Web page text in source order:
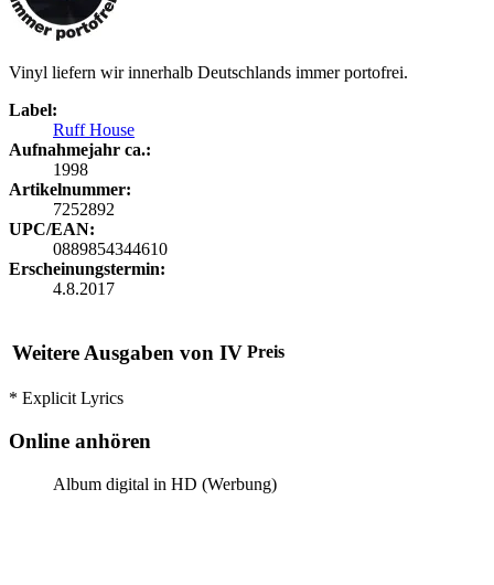
Vinyl liefern wir innerhalb Deutschlands immer portofrei.
Label:
Ruff House
Aufnahmejahr ca.:
1998
Artikelnummer:
7252892
UPC/EAN:
0889854344610
Erscheinungstermin:
4.8.2017
Weitere Ausgaben von IV Preis
* Explicit Lyrics
Online anhören
Album digital in HD (Werbung)